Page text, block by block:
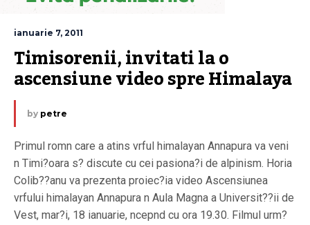
ianuarie 7, 2011
Timisorenii, invitati la o
ascensiune video spre Himalaya
by petre
Primul romn care a atins vrful himalayan Annapura va veni
n Timi?oara s? discute cu cei pasiona?i de alpinism. Horia
Colib??anu va prezenta proiec?ia video Ascensiunea
vrfului himalayan Annapura n Aula Magna a Universit??ii de
Vest, mar?i, 18 ianuarie, ncepnd cu ora 19.30. Filmul urm?